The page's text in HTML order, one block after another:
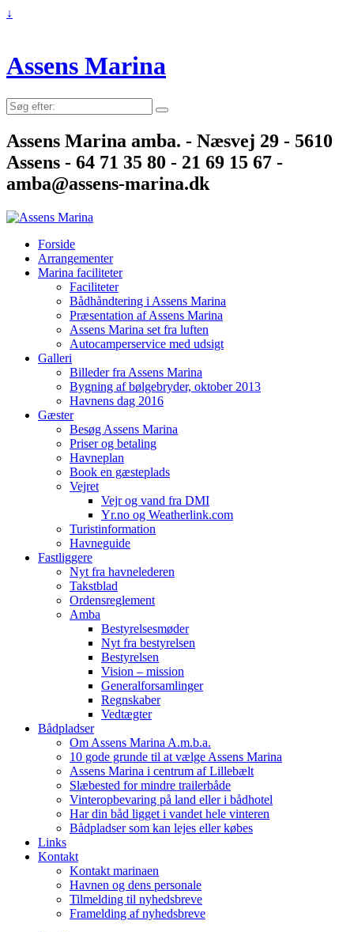
↓
Assens Marina
Søg
efter:
Assens Marina amba. - Næsvej 29 - 5610
Assens - 64 71 35 80 - 21 69 15 67 -
amba@assens-marina.dk
Forside
Arrangementer
Marina faciliteter
Faciliteter
Bådhåndtering i Assens Marina
Præsentation af Assens Marina
Assens Marina set fra luften
Autocamperservice med udsigt
Galleri
Billeder fra Assens Marina
Bygning af bølgebryder, oktober 2013
Havnens dag 2016
Gæster
Besøg Assens Marina
Priser og betaling
Havneplan
Book en gæsteplads
Vejret
Vejr og vand fra DMI
Yr.no og Weatherlink.com
Turistinformation
Havneguide
Fastliggere
Nyt fra havnelederen
Takstblad
Ordensreglement
Amba
Bestyrelsesmøder
Nyt fra bestyrelsen
Bestyrelsen
Vision – mission
Generalforsamlinger
Regnskaber
Vedtægter
Bådpladser
Om Assens Marina A.m.b.a.
10 gode grunde til at vælge Assens Marina
Assens Marina i centrum af Lillebælt
Slæbested for mindre trailerbåde
Vinteropbevaring på land eller i bådhotel
Har din båd ligget i vandet hele vinteren
Bådpladser som kan lejes eller købes
Links
Kontakt
Kontakt marinaen
Havnen og dens personale
Tilmelding til nyhedsbreve
Framelding af nyhedsbreve